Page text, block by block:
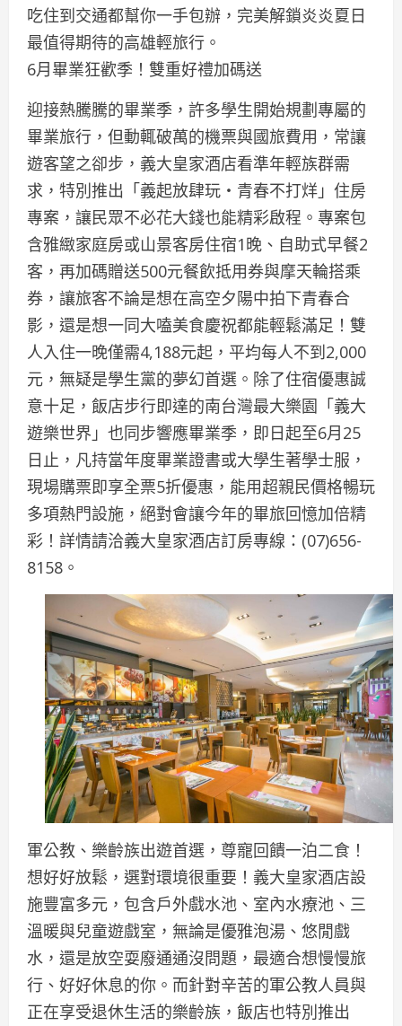
吃住到交通都幫你一手包辦，完美解鎖炎炎夏日
最值得期待的高雄輕旅行。
6月畢業狂歡季！雙重好禮加碼送
迎接熱騰騰的畢業季，許多學生開始規劃專屬的
畢業旅行，但動輒破萬的機票與國旅費用，常讓
遊客望之卻步，義大皇家酒店看準年輕族群需
求，特別推出「義起放肆玩‧青春不打烊」住房
專案，讓民眾不必花大錢也能精彩啟程。專案包
含雅緻家庭房或山景客房住宿1晚、自助式早餐2
客，再加碼贈送500元餐飲抵用券與摩天輪搭乘
券，讓旅客不論是想在高空夕陽中拍下青春合
影，還是想一同大嗑美食慶祝都能輕鬆滿足！雙
人入住一晚僅需4,188元起，平均每人不到2,000
元，無疑是學生黨的夢幻首選。除了住宿優惠誠
意十足，飯店步行即達的南台灣最大樂園「義大
遊樂世界」也同步響應畢業季，即日起至6月25
日止，凡持當年度畢業證書或大學生著學士服，
現場購票即享全票5折優惠，能用超親民價格暢玩
多項熱門設施，絕對會讓今年的畢旅回憶加倍精
彩！詳情請洽義大皇家酒店訂房專線：(07)656-
8158。
軍公教、樂齡族出遊首選，尊寵回饋一泊二食！
想好好放鬆，選對環境很重要！義大皇家酒店設
施豐富多元，包含戶外戲水池、室內水療池、三
溫暖與兒童遊戲室，無論是優雅泡湯、悠閒戲
水，還是放空耍廢通通沒問題，最適合想慢慢旅
行、好好休息的你。而針對辛苦的軍公教人員與
正在享受退休生活的樂齡族，飯店也特別推出